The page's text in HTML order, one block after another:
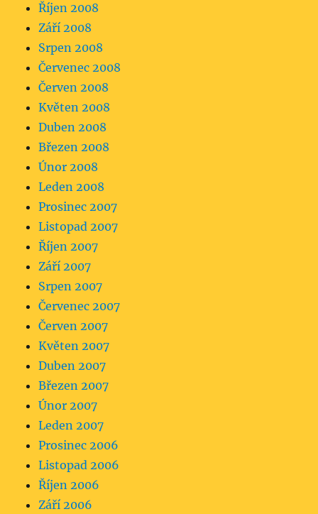
Říjen 2008
Září 2008
Srpen 2008
Červenec 2008
Červen 2008
Květen 2008
Duben 2008
Březen 2008
Únor 2008
Leden 2008
Prosinec 2007
Listopad 2007
Říjen 2007
Září 2007
Srpen 2007
Červenec 2007
Červen 2007
Květen 2007
Duben 2007
Březen 2007
Únor 2007
Leden 2007
Prosinec 2006
Listopad 2006
Říjen 2006
Září 2006